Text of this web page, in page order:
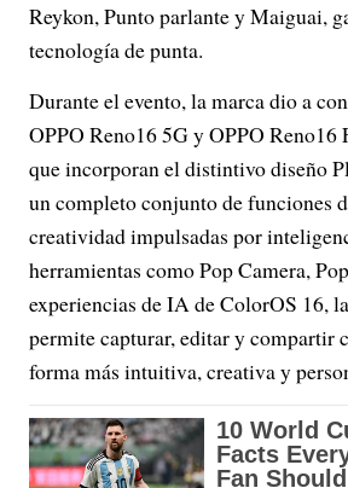
Reykon, Punto parlante y Maiguai,
tecnología de punta.
Durante el evento, la marca dio a
OPPO Reno16 5G y OPPO Reno16
que incorporan el distintivo diseño
un completo conjunto de funciones
creatividad impulsadas por
herramientas como Pop Camera,
experiencias de IA de ColorOS 16,
permite capturar, editar y compartir
forma más intuitiva, creativa y